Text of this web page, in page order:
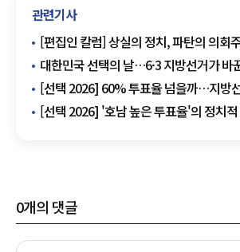
관련기사
[편집인 칼럼] 상실의 정치, 파탄의 의
잃은 국회에 고함
대한민국 선택의 날…6·3 지방선거가 바
[선택 2026] 60% 투표율 넘을까…지방
정치적 신호
[선택 2026] '호남 높은 투표율'의 정치
0개의 댓글